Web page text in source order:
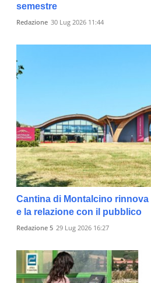
semestre
Redazione 30 Lug 2026 11:44
Cantina di Montalcino rinnova
e la relazione con il pubblico
Redazione 5 29 Lug 2026 16:27